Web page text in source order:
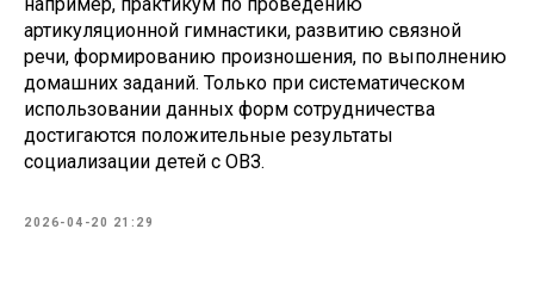
артикуляционной гимнастики, развитию связной
речи, формированию произношения, по выполнению
домашних заданий. Только при систематическом
использовании данных форм сотрудничества
достигаются положительные результаты
социализации детей с ОВЗ.
2026-04-20 21:29